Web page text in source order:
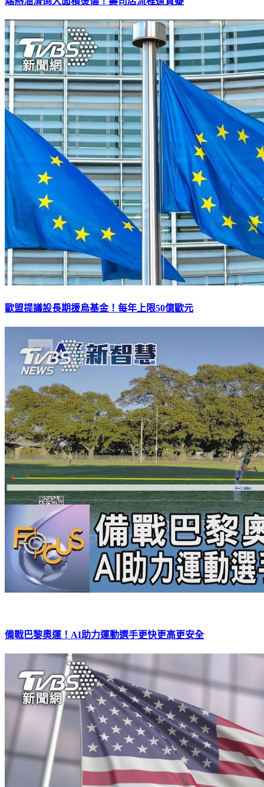
歐盟提議設長期援烏基金！每年上限50億歐元
備戰巴黎奧運！AI助力運動選手更快更高更安全